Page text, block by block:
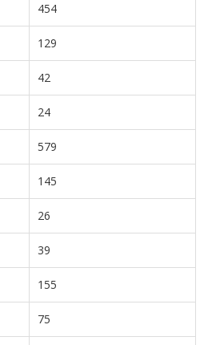
454
129
42
24
579
145
26
39
155
75